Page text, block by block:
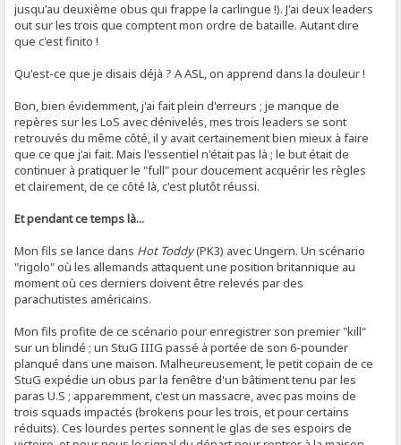
jusqu'au deuxième obus qui frappe la carlingue !). J'ai deux leaders
out sur les trois que comptent mon ordre de bataille. Autant dire
que c'est finito !
Qu'est-ce que je disais déjà ? A ASL, on apprend dans la douleur !
Bon, bien évidemment, j'ai fait plein d'erreurs ; je manque de
repères sur les LoS avec dénivelés, mes trois leaders se sont
retrouvés du même côté, il y avait certainement bien mieux à faire
que ce que j'ai fait. Mais l'essentiel n'était pas là ; le but était de
continuer à pratiquer le "full" pour doucement acquérir les règles
et clairement, de ce côté là, c'est plutôt réussi.
Et pendant ce temps là...
Mon fils se lance dans Hot Toddy(PK3) avec Ungern. Un scénario
"rigolo" où les allemands attaquent une position britannique au
moment où ces derniers doivent être relevés par des
parachutistes américains.
Mon fils profite de ce scénario pour enregistrer son premier "kill"
sur un blindé ; un StuG IIIG passé à portée de son 6-pounder
planqué dans une maison. Malheureusement, le petit copain de ce
StuG expédie un obus par la fenêtre d'un bâtiment tenu par les
paras U.S ; apparemment, c'est un massacre, avec pas moins de
trois squads impactés (brokens pour les trois, et pour certains
réduits). Ces lourdes pertes sonnent le glas de ses espoirs de